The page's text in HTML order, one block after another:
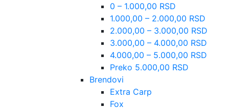
0 – 1.000,00 RSD
1.000,00 – 2.000,00 RSD
2.000,00 – 3.000,00 RSD
3.000,00 – 4.000,00 RSD
4.000,00 – 5.000,00 RSD
Preko 5.000,00 RSD
Brendovi
Extra Carp
Fox